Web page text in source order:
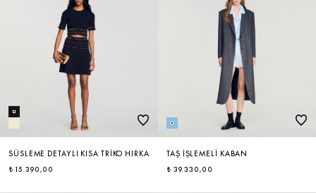
SÜSLEME DETAYLI KISA TRIKO HIRKA
₺ 15.390,00
TAŞ İŞLEMELI KABAN
₺ 39.330,00